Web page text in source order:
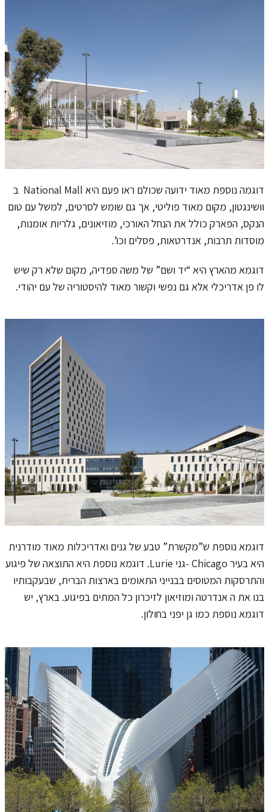
דוגמה נוספת מאוד ידועה שכולם ראו פעם היא National Mall ב
וושינגטון, מקום מאוד פוליטי, אך גם שומש לסרטים, למשל עם טום
הנקס, הפארק כולל את הנחל האורכי, מוזיאונים, גלריות אומנות,
מוסדות תרבות, אנדרטאות, פסלים וכו’.
דוגמא מהארץ היא “יד ושם” של משה ספדיה, מקום שלא רק שיש
לו פן אדריכלי אלא גם נפשי וקשור מאוד להיסטוריה של עם יהודי.
דוגמא נוספת ש”מקשרת” טבע של גנים ואדריכלות מאוד מודרנית
היא בעיר Chicago -גני Lurie. דוגמא נוספת היא התוצאה של פיגוע
והתרסקות המטוסים בבנייני התאומים בארצות הברית, שבעקבותיו
בנו את ה אנדרטה ומוזיאון לזיכרון כל המתים בפיגוע. בארץ, יש
דוגמא נוספת כמו גן יפני בחולון.